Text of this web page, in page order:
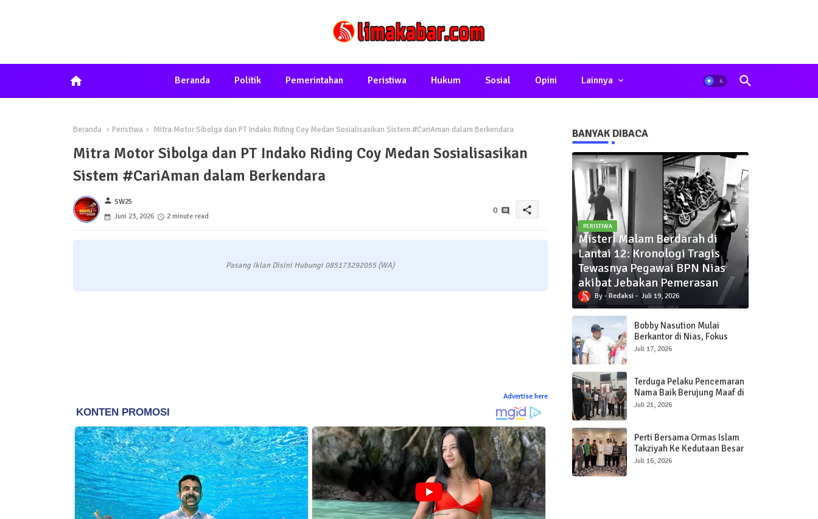
home Beranda Politik Pemerintahan Peristiwa Hukum Sosial Opini Lainnya
Beranda Peristiwa Mitra Motor Sibolga dan PT Indako Riding Coy Medan Sosialisasikan Sistem #CariAman dalam Berkendara
Mitra Motor Sibolga dan PT Indako Riding Coy Medan Sosialisasikan
Sistem #CariAman dalam Berkendara
person SW25
Juni 23, 2026
2 minute read
0 share
Pasang Iklan Disini Hubungi 085173292055 (WA)
Advertise here
BANYAK DIBACA
PERISTIWA
Misteri Malam Berdarah di
Lantai 12: Kronologi Tragis
Tewasnya Pegawai BPN Nias
akibat Jebakan Pemerasan
Redaksi Juli 19, 2026
Bobby Nasution Mulai
Berkantor di Nias, Fokus
Percepat Pembangunan
Juli 17, 2026
Terduga Pelaku Pencemaran
Nama Baik Berujung Maaf di
Polres Sibolga
Juli 21, 2026
Perti Bersama Ormas Islam
Takziyah Ke Kedutaan Besar
Qatar
Juli 16, 2026